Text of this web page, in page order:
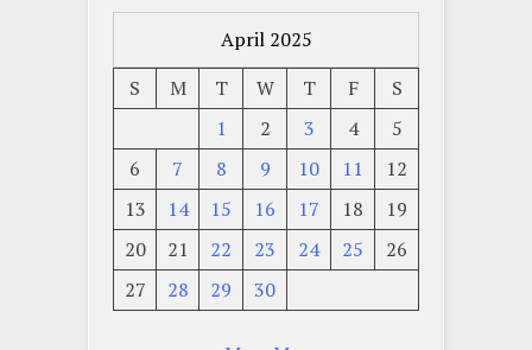
April 2025
S
M T W T F
S
1
2 3 4
5
6
7 8 9 10 11
12
13
14 15 16 17 18
19
20
21 22 23 24 25
26
27
28 29 30